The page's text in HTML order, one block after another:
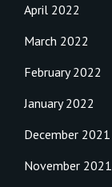
April 2022
March 2022
February 2022
January 2022
December 2021
November 2021